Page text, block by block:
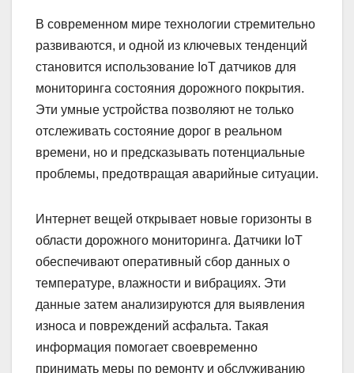
В современном мире технологии стремительно
развиваются, и одной из ключевых тенденций
становится использование IoT датчиков для
мониторинга состояния дорожного покрытия.
Эти умные устройства позволяют не только
отслеживать состояние дорог в реальном
времени, но и предсказывать потенциальные
проблемы, предотвращая аварийные ситуации.
Интернет вещей открывает новые горизонты в
области дорожного мониторинга. Датчики IoT
обеспечивают оперативный сбор данных о
температуре, влажности и вибрациях. Эти
данные затем анализируются для выявления
износа и повреждений асфальта. Такая
информация помогает своевременно
принимать меры по ремонту и обслуживанию